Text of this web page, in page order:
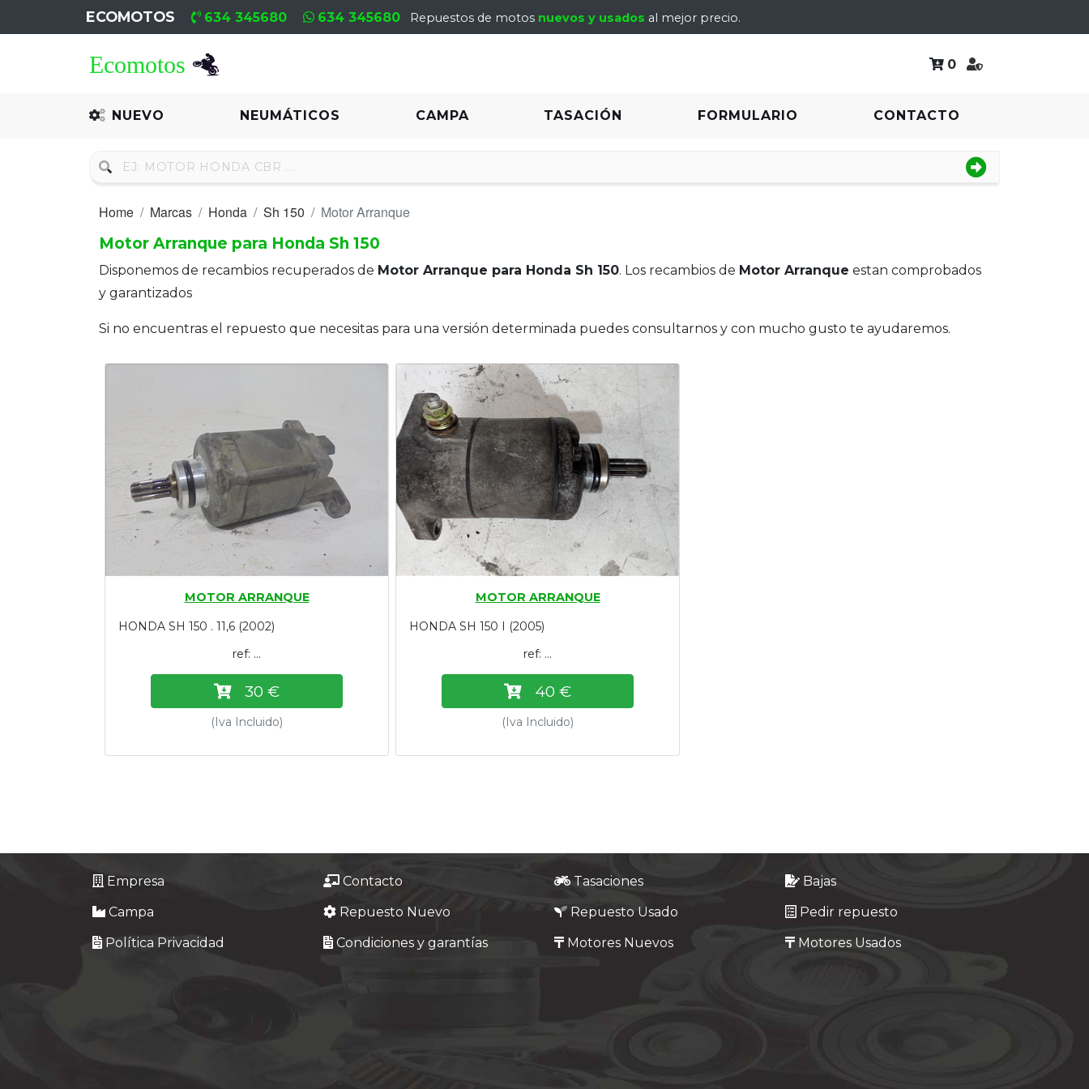
ECOMOTOS 634 345680 634 345680 Repuestos de motos nuevos y usados al mejor precio.
0
NUEVO NEUMÁTICOS CAMPA TASACIÓN FORMULARIO CONTACTO
Recambio
Neumáticos
Motores
Motores
Empresa
Home Marcas Honda Sh 150
Motor Arranque
Motor Arranque para Honda Sh 150
Disponemos de recambios recuperados de Motor Arranque para Honda Sh 150. Los recambios de Motor Arranque estan comprobados
y garantizados
Si no encuentras el repuesto que necesitas para una versión determinada puedes consultarnos y con mucho gusto te ayudaremos.
MOTOR ARRANQUE
HONDA SH 150 . 11,6 (2002)
ref: ...
30 €
(Iva Incluido)
MOTOR ARRANQUE
HONDA SH 150 I (2005)
ref: ...
40 €
(Iva Incluido)
Empresa Contacto Tasaciones
Bajas
Campa
Repuesto Nuevo Repuesto Usado
Pedir repuesto
Política Privacidad
Condiciones y garantías Motores Nuevos Motores Usados